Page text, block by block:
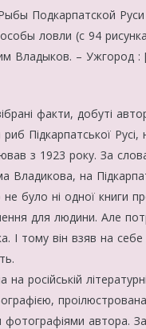
Подкарпатской
ловли (с 94
Владыков. – Ужгород :
факти, добуті
Підкарпатської Русі,
з 1923 року. За
Владикова, на
не було ні одної книги
для людини. Але
І тому він взяв на себе
на російській
проілюстрована
фотографіями автора.